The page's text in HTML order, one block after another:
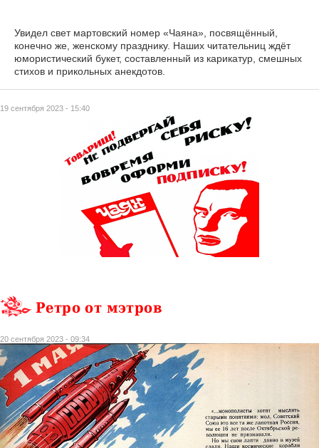
19 сентября 2023 - 15:40
Увидел свет мартовский номер «Чаяна», посвящённый,
конечно же, женскому празднику. Наших читательниц ждёт
юмористический букет, составленный из карикатур, смешных
стихов и прикольных анекдотов.
Ретро от мэтров
20 сентября 2023 - 09:34